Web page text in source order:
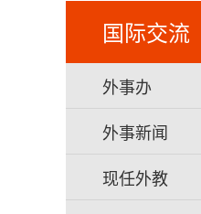
国际交流
外事办
外事新闻
现任外教